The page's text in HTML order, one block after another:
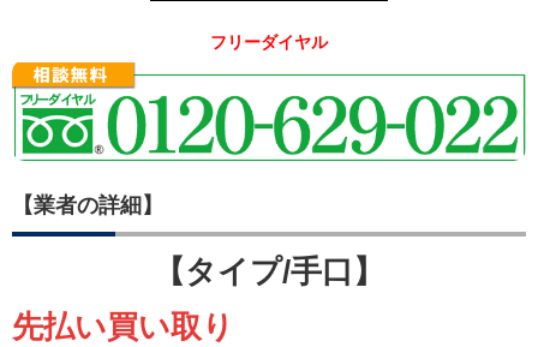
フリーダイヤル
【業者の詳細】
【タイプ/手口】
先払い買い取り